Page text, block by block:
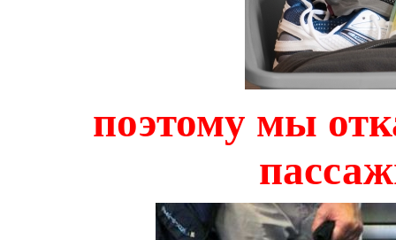
поэтому мы